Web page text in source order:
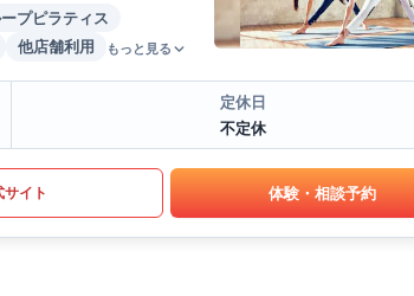
プピラティス
他店舗利用 もっと見る
定休日
不定休
サイト 体験・相談予約